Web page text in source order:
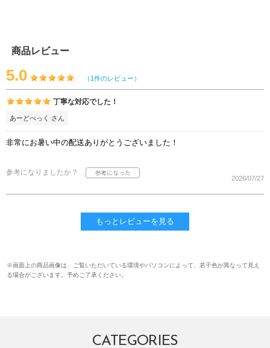
商品レビュー
5.0 （1件のレビュー）
丁寧な対応でした！
あーどべっく さん
非常にお暑い中の配送ありがとうございました！
参考になりましたか？
2026/07/27
もっとレビューを見る
※画面上の商品画像は、ご覧いただいている環境やパソコンによって、若干色が異なって見え
る場合がございます。予めご了承ください。
CATEGORIES